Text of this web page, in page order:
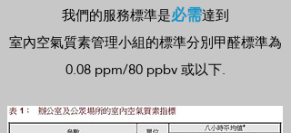
我們的服務標準是必需達到
室內空氣質素管理小組的標準分別甲醛標準為
0.08 ppm/80 ppbv 或以下.